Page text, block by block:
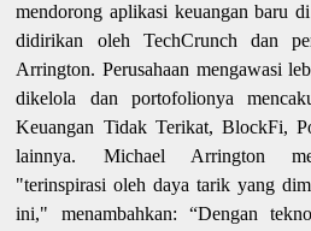
mendorong aplikasi keuangan baru
didirikan oleh TechCrunch dan
Arrington. Perusahaan mengawasi
dikelola dan portofolionya
Keuangan Tidak Terikat, BlockFi,
lainnya. Michael Arrington
"terinspirasi oleh daya tarik yang
ini," menambahkan: “Dengan